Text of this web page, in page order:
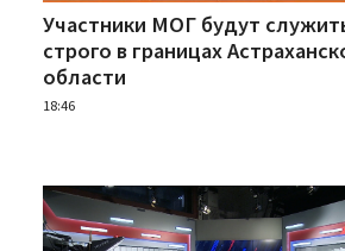
Участники МОГ будут
строго в границах
области
18:46